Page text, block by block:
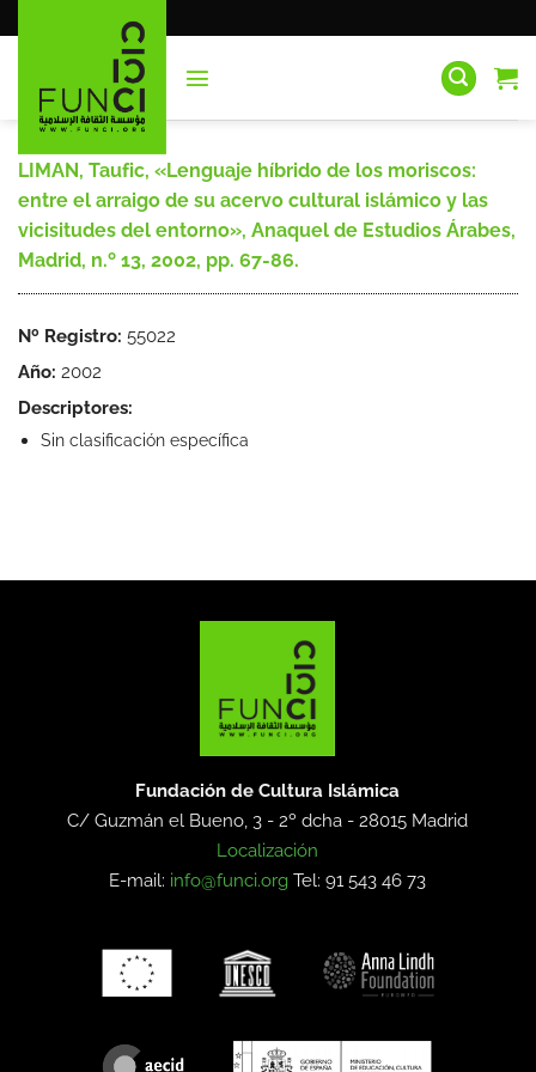
al
LIMAN, Taufic, «Lenguaje híbrido de los moriscos:
entre el arraigo de su acervo cultural islámico y las
vicisitudes del entorno», Anaquel de Estudios Árabes,
Madrid, n.º 13, 2002, pp. 67-86.
Nº Registro: 55022
Año: 2002
Descriptores:
Sin clasificación específica
Fundación de Cultura Islámica
C/ Guzmán el Bueno, 3 - 2º dcha -28015 Madrid
Localización
E-mail: info@funci.org Tel: 91 543 46 73